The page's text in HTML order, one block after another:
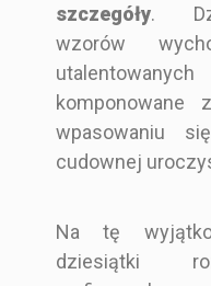
szczegóły.
wzorów
komponowane
wpasowaniu
cudownej
Na tę
dziesiątki
Pojedyncza
karta